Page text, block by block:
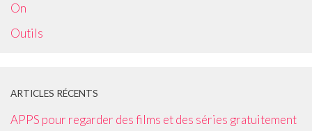
On
Outils
ARTICLES RÉCENTS
APPS pour regarder des films et des séries gratuitement